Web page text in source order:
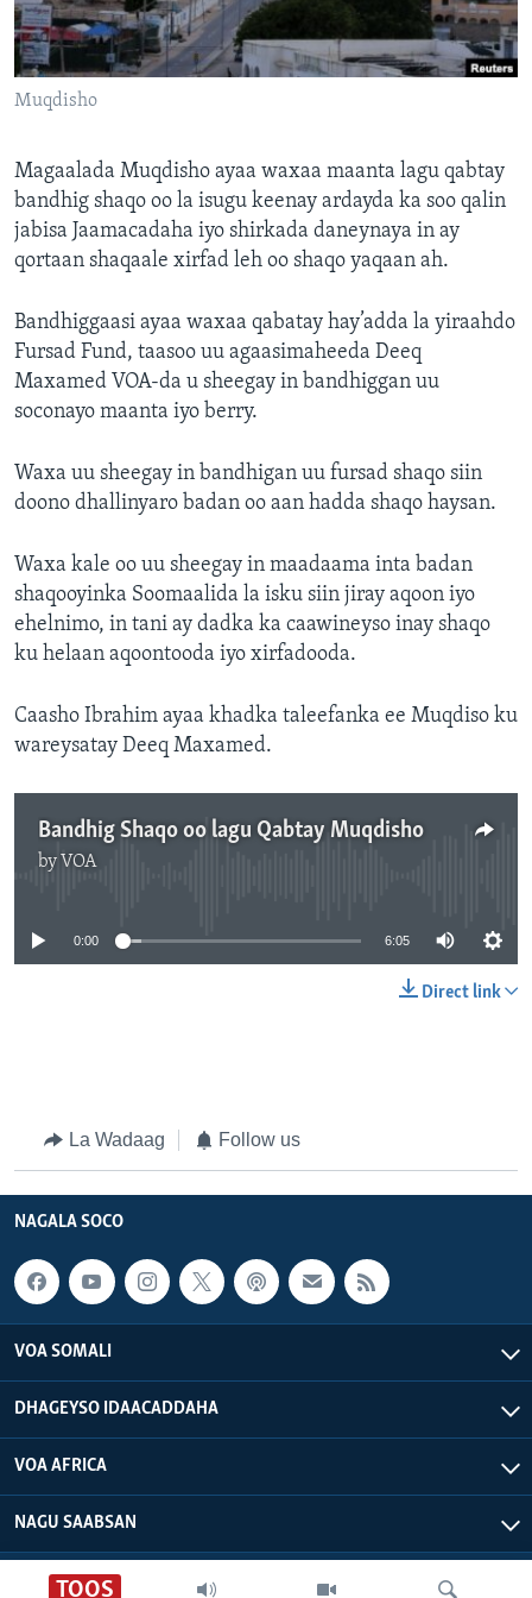
FAAQIDAADDA TODDOBAADKA
DHEXTAALKA TODDOBAADKA
TOOS
Muqdisho
Magaalada Muqdisho ayaa waxaa maanta lagu qabtay
bandhig shaqo oo la isugu keenay ardayda ka soo qalin
jabisa Jaamacadaha iyo shirkada daneynaya in ay
qortaan shaqaale xirfad leh oo shaqo yaqaan ah.
Bandhiggaasi ayaa waxaa qabatay hay’adda la yiraahdo
Fursad Fund, taasoo uu agaasimaheeda Deeq
Maxamed VOA-da u sheegay in bandhiggan uu
soconayo maanta iyo berry.
Waxa uu sheegay in bandhigan uu fursad shaqo siin
doono dhallinyaro badan oo aan hadda shaqo haysan.
Waxa kale oo uu sheegay in maadaama inta badan
shaqooyinka Soomaalida la isku siin jiray aqoon iyo
ehelnimo, in tani ay dadka ka caawineyso inay shaqo
ku helaan aqoontooda iyo xirfadooda.
Caasho Ibrahim ayaa khadka taleefanka ee Muqdiso ku
wareysatay Deeq Maxamed.
Bandhig Shaqo oo lagu Qabtay Muqdisho
by VOA
0:00 6:05
Direct link
La Wadaag Follow us
NAGALA SOCO
VOA SOMALI
DHAGEYSO IDAACADDAHA
VOA AFRICA
NAGU SAABSAN
VOA - Xuquuqdu way dhowran tahay